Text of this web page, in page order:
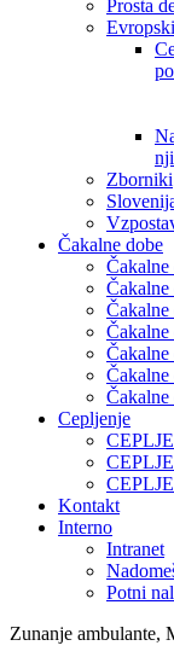
Prosta
Zborniki
Čakalne dobe
Čakalne
Čakalne
Čakalne
Cepljenje
Kontakt
Interno
Intranet
Potni
Zunanje ambulante,